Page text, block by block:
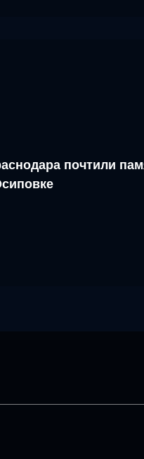
почтили